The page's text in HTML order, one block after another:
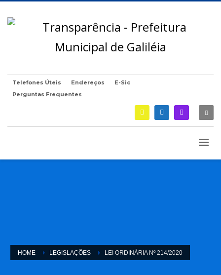
Telefones Úteis Endereços
E-Sic
Perguntas Frequentes
HOME LEGISLAÇÕES LEI ORDINÁRIA Nº 214/2020